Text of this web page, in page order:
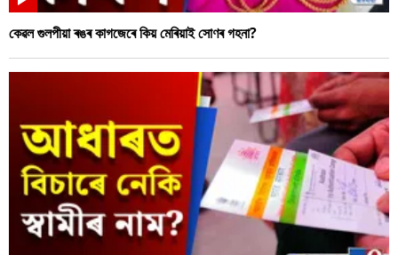
কেৱল গুলপীয়া ৰঙৰ কাগজেৰে কিয় মেৰিয়াই সোণৰ গহনা?